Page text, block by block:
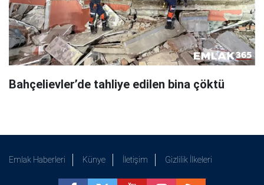
Bahçelievler’de tahliye edilen bina çöktü
Emlak Haberleri Künye İletişim Gizlilik İlkeleri